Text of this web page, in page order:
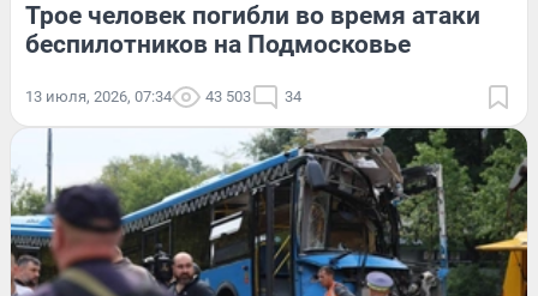
Трое человек погибли во время атаки
беспилотников на Подмосковье
13 июля, 2026, 07:34 43 503 34